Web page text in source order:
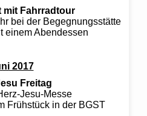
mit Fahrradtour
bei der Begegnungsstätte
einem Abendessen
2017
Freitag
Jesu-Messe
Frühstück in der BGST